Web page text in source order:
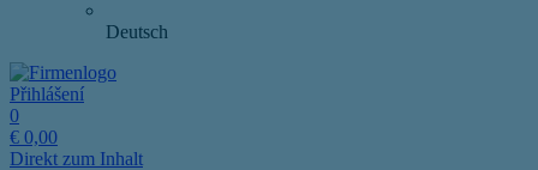
Deutsch
Přihlášení
0
€ 0,00
Direkt zum Inhalt